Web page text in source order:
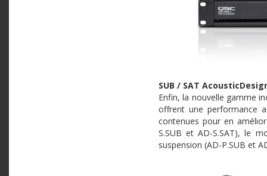
SUB / SAT
Enfin, la nouvelle gamme
offrent une performance
contenues pour en
S.SUB et AD-S.SAT), le
suspension (AD-P.SUB et